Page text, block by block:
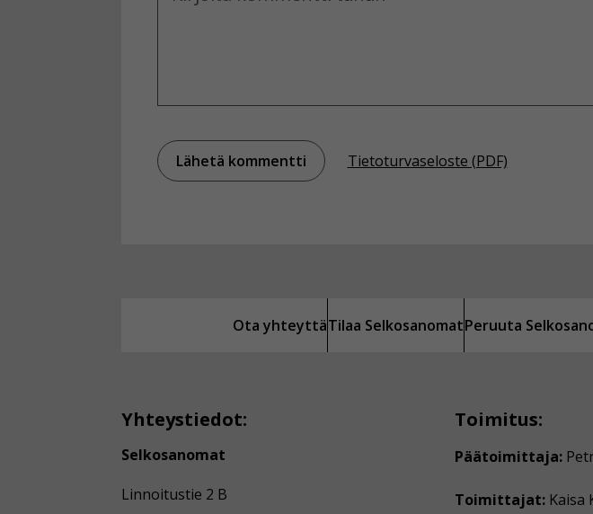
Tietoturvaseloste (PDF)
Ota yhteyttäTilaa SelkosanomatPeruuta
Yhteystiedot:
Selkosanomat
Linnoitustie 2 B
Toimitus:
Päätoimittaja:
Toimittajat: Kaisa